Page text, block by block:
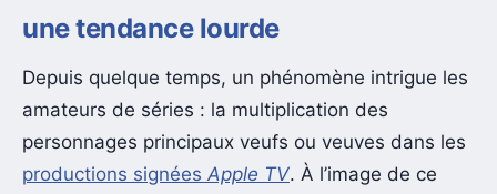
une tendance lourde
Depuis quelque temps, un phénomène intrigue les
amateurs de séries : la multiplication des
personnages principaux veufs ou veuves dans les
productions signées Apple TV. À l’image de ce